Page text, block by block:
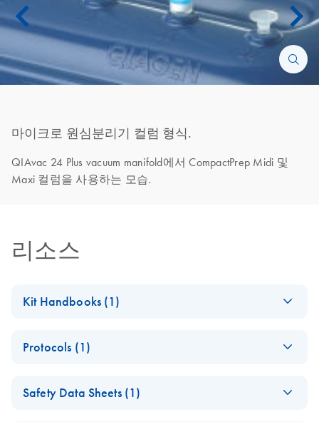
마이크로 원심분리기 컬럼 형식.
QIAvac 24 Plus vacuum manifold에서 CompactPrep Midi 및
Maxi 컬럼을 사용하는 모습.
리소스
Kit Handbooks (1)
CompactPrep
Handbook
Protocols (1)
Plasmid Kits (EN)
Safety Data Sheets (1)